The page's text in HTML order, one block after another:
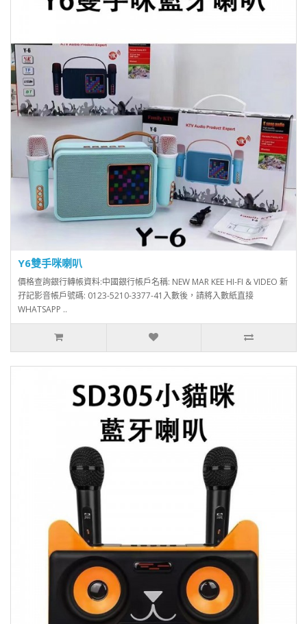
Y6雙手咪喇叭
價格查詢銀行轉帳資料:中國銀行帳戶名稱: NEW MAR KEE HI-FI & VIDEO 新
孖記影音帳戶號碼: 0123-5210-3377-41入數後，請將入數紙直接
WHATSAPP ..